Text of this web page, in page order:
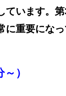
います。
重要にな
）